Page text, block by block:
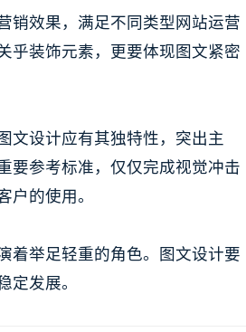
销效果，满足不同类型网站运营
乎装饰元素，更要体现图文紧密
文设计应有其独特性，突出主
要参考标准，仅仅完成视觉冲击
的使用。
着举足轻重的角色。图文设计要
发展。